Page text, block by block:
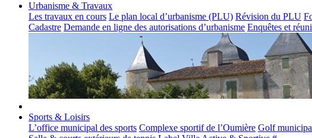
Urbanisme & Travaux
Les travaux en cours Le plan local d’urbanisme (PLU) Révision du PLU
Cadastre Demande en ligne des autorisations d’urbanisme Enquêtes et
Sports & Loisirs
L’office municipal des sports Complexe sportif de l’Oumière Golf